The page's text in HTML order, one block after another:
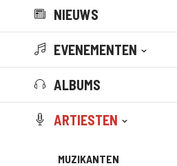
NIEUWS
EVENEMENTEN
ALBUMS
ARTIESTEN
MUZIKANTEN